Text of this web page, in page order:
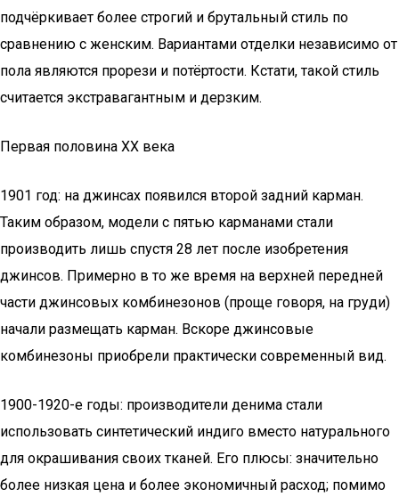
подчёркивает более строгий и брутальный стиль по
сравнению с женским. Вариантами отделки независимо от
пола являются прорези и потёртости. Кстати, такой стиль
считается экстравагантным и дерзким.
Первая половина XX века
1901 год: на джинсах появился второй задний карман.
Таким образом, модели с пятью карманами стали
производить лишь спустя 28 лет после изобретения
джинсов. Примерно в то же время на верхней передней
части джинсовых комбинезонов (проще говоря, на груди)
начали размещать карман. Вскоре джинсовые
комбинезоны приобрели практически современный вид.
1900-1920-е годы: производители денима стали
использовать синтетический индиго вместо натурального
для окрашивания своих тканей. Его плюсы: значительно
более низкая цена и более экономичный расход; помимо